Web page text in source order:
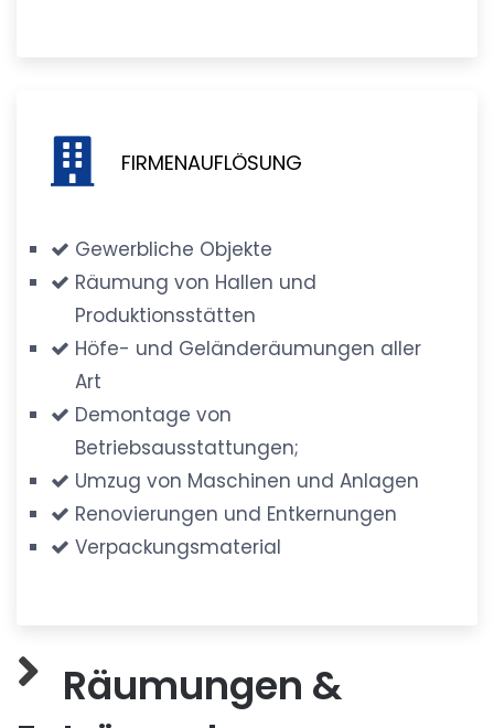
FIRMENAUFLÖSUNG
Gewerbliche Objekte
Räumung von Hallen und
Produktionsstätten
Höfe- und Geländeräumungen aller
Art
Demontage von
Betriebsausstattungen;
Umzug von Maschinen und Anlagen
Renovierungen und Entkernungen
Verpackungsmaterial
Räumungen &